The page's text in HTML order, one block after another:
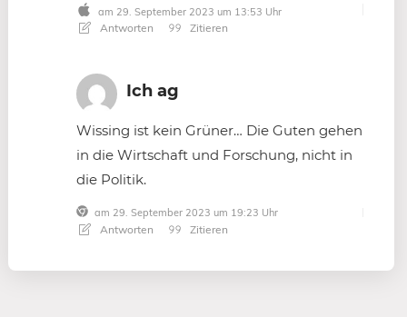
am 29. September 2023 um 13:53 Uhr
Antworten Zitieren
Ich ag
Wissing ist kein Grüner… Die Guten gehen
in die Wirtschaft und Forschung, nicht in
die Politik.
am 29. September 2023 um 19:23 Uhr
Antworten Zitieren